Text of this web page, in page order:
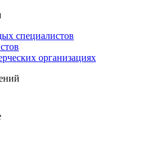
специалистов
организациях